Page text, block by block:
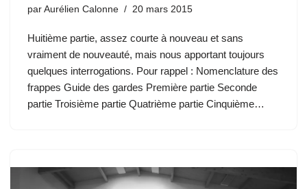
par Aurélien Calonne 20 mars 2015
Huitième partie, assez courte à nouveau et sans
vraiment de nouveauté, mais nous apportant toujours
quelques interrogations. Pour rappel : Nomenclature des
frappes Guide des gardes Première partie Seconde
partie Troisième partie Quatrième partie Cinquième…